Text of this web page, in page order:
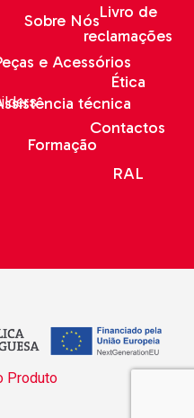
Sobre Nós
e Acessórios
técnica
Formação
Livro de
reclamações
Ética
Contactos
RAL
Produto